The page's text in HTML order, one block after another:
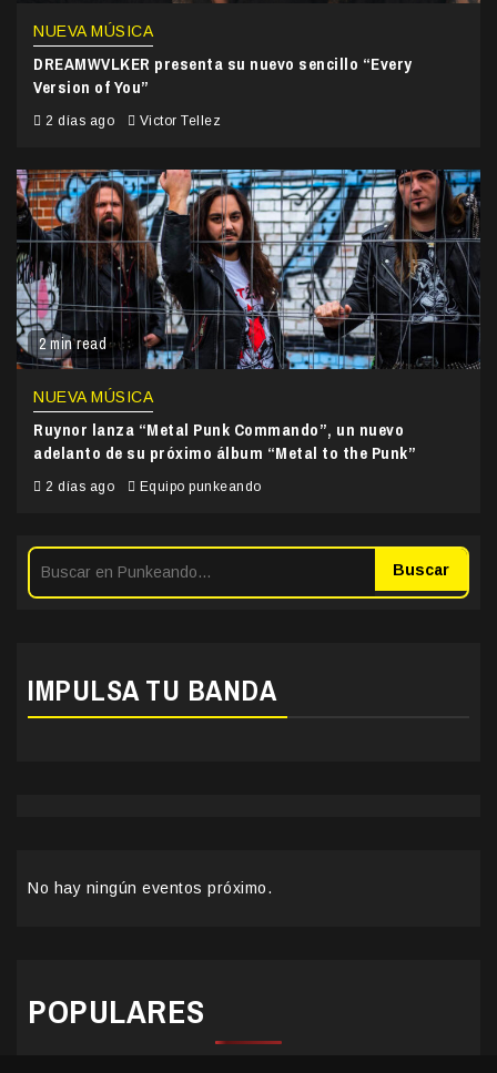
NUEVA MÚSICA
DREAMWVLKER presenta su nuevo sencillo “Every
Version of You”
2 días ago Victor Tellez
2 min read
NUEVA MÚSICA
Ruynor lanza “Metal Punk Commando”, un nuevo
adelanto de su próximo álbum “Metal to the Punk”
2 días ago Equipo punkeando
Buscar
IMPULSA TU BANDA
No hay ningún eventos próximo.
POPULARES